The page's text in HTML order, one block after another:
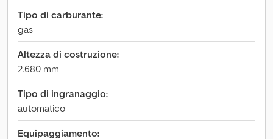
Tipo di carburante:
gas
Altezza di costruzione:
2.680 mm
Tipo di ingranaggio:
automatico
Equipaggiamento: